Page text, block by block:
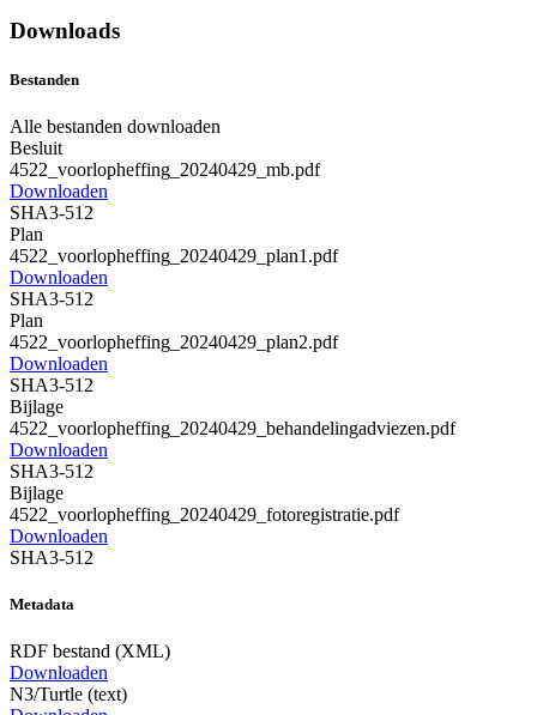
Downloads
Bestanden
Alle bestanden downloaden
Besluit
4522_voorlopheffing_20240429_mb.pdf
Downloaden
SHA3-512
Plan
4522_voorlopheffing_20240429_plan1.pdf
Downloaden
SHA3-512
Plan
4522_voorlopheffing_20240429_plan2.pdf
Downloaden
SHA3-512
Bijlage
4522_voorlopheffing_20240429_behandelingadviezen.pdf
Downloaden
SHA3-512
Bijlage
4522_voorlopheffing_20240429_fotoregistratie.pdf
Downloaden
SHA3-512
Metadata
RDF bestand (XML)
Downloaden
N3/Turtle (text)